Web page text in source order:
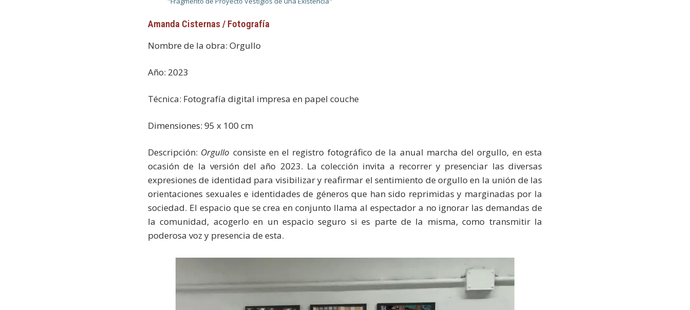
Amanda Cisternas / Fotografía
Nombre de la obra: Orgullo
Año: 2023
Técnica: Fotografía digital impresa en papel couche
Dimensiones: 95 x 100 cm
Descripción: Orgullo consiste en el registro fotográfico de la anual marcha del orgullo, en esta
ocasión de la versión del año 2023. La colección invita a recorrer y presenciar las diversas
expresiones de identidad para visibilizar y reafirmar el sentimiento de orgullo en la unión de las
orientaciones sexuales e identidades de géneros que han sido reprimidas y marginadas por la
sociedad. El espacio que se crea en conjunto llama al espectador a no ignorar las demandas de
la comunidad, acogerlo en un espacio seguro si es parte de la misma, como transmitir la
poderosa voz y presencia de esta.